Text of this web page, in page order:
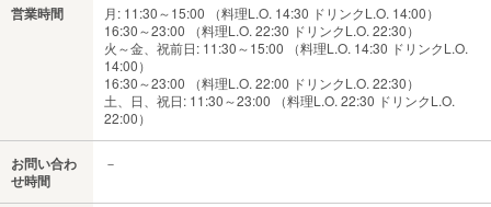
営業時間
月: 11:30～15:00 （料理L.O. 14:30 ドリンクL.O. 14:00）
16:30～23:00 （料理L.O. 22:30 ドリンクL.O. 22:30）
火～金、祝前日: 11:30～15:00 （料理L.O. 14:30 ドリンクL.O.
14:00）
16:30～23:00 （料理L.O. 22:00 ドリンクL.O. 22:30）
土、日、祝日: 11:30～23:00 （料理L.O. 22:30 ドリンクL.O.
22:00）
お問い合わ
せ時間
－